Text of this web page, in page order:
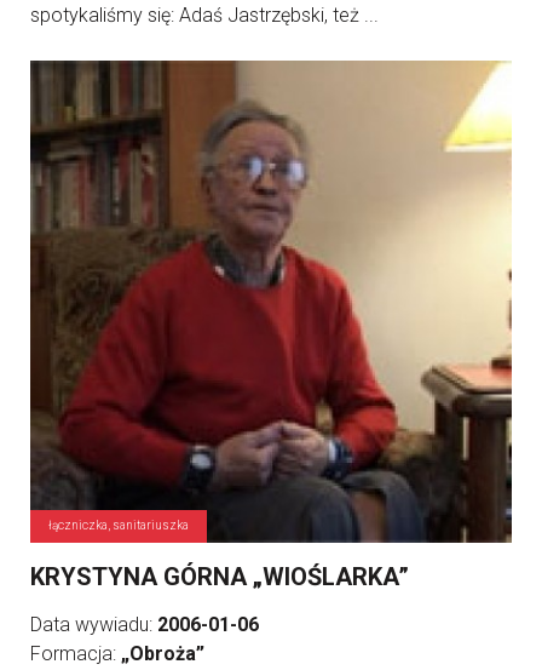
spotykaliśmy się: Adaś Jastrzębski, też ...
łączniczka, sanitariuszka
KRYSTYNA GÓRNA „WIOŚLARKA”
Data wywiadu: 2006-01-06
Formacja: „Obroża”